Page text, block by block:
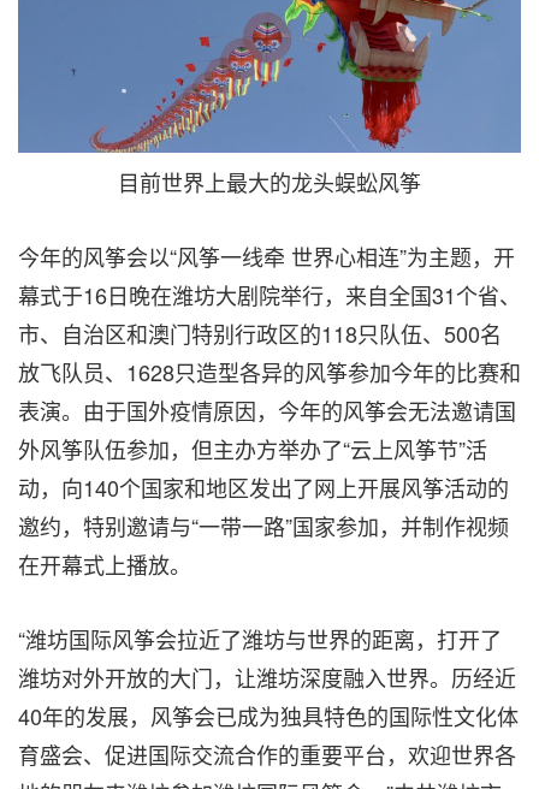
目前世界上最大的龙头蜈蚣风筝
今年的风筝会以“风筝一线牵 世界心相连”为主题，开
幕式于16日晚在潍坊大剧院举行，来自全国31个省、
市、自治区和澳门特别行政区的118只队伍、500名
放飞队员、1628只造型各异的风筝参加今年的比赛和
表演。由于国外疫情原因，今年的风筝会无法邀请国
外风筝队伍参加，但主办方举办了“云上风筝节”活
动，向140个国家和地区发出了网上开展风筝活动的
邀约，特别邀请与“一带一路”国家参加，并制作视频
在开幕式上播放。
“潍坊国际风筝会拉近了潍坊与世界的距离，打开了
潍坊对外开放的大门，让潍坊深度融入世界。历经近
40年的发展，风筝会已成为独具特色的国际性文化体
育盛会、促进国际交流合作的重要平台，欢迎世界各